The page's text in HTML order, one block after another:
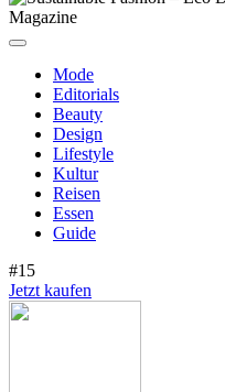
Mode
Editorials
Beauty
Design
Lifestyle
Kultur
Reisen
Essen
Guide
#15
Jetzt kaufen